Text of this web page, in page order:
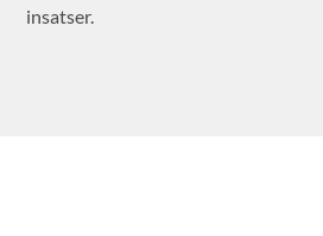
insatser.